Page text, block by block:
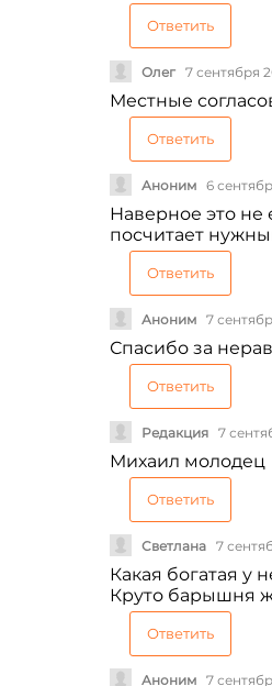
Ответить
Олег 7 сентября
Местные
Ответить
Аноним 6
Наверное это не
посчитает
Ответить
Аноним 7
Спасибо за
Ответить
Редакция 7
Михаил молодец
Ответить
Светлана 7
Какая богатая у
Круто барышня
Ответить
Аноним 7